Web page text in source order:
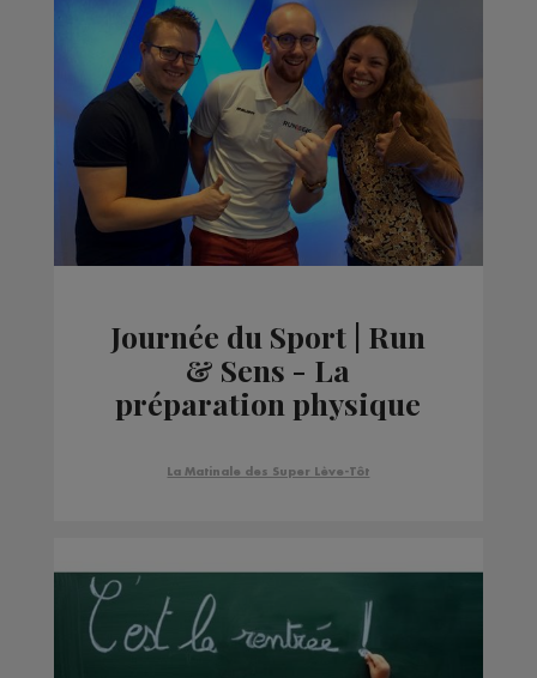
Journée du Sport | Run
& Sens - La
préparation physique
La Matinale des Super Lève-Tôt